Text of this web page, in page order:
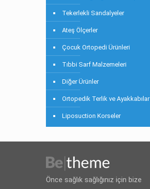
Tekerlekli Sandalyeler
Ateş Ölçerler
Çocuk Ortopedi Ürünleri
Tıbbi Sarf Malzemeleri
Diğer Ürünler
Ortopedik Terlik ve Ayakkabılar
Liposuction Korseler
Önce sağlık sağlığınız için bize